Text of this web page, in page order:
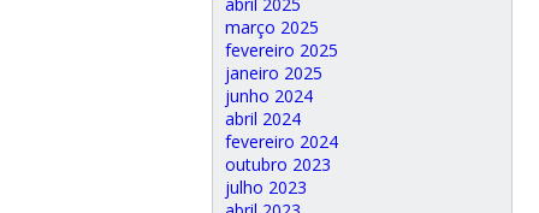
março 2025
fevereiro 2025
janeiro 2025
junho 2024
abril 2024
fevereiro 2024
outubro 2023
julho 2023